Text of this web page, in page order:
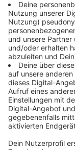
enthalten. Die
Jugendhäusern
und
Instagram-
Nähe wenden:
Auch das
und bittet dabei
mit der